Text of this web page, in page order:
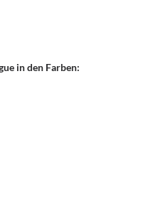
in den Farben: